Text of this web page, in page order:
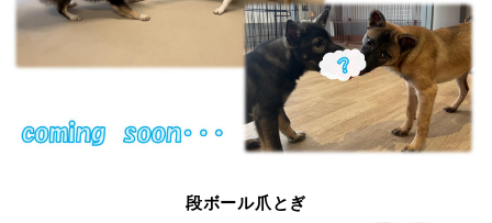
段ボール爪とぎ